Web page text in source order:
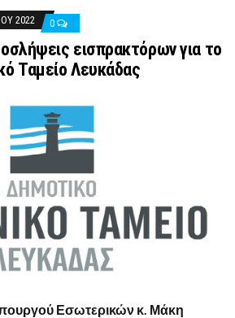
2022 0
εισπρακτόρων για το
Ταμείο Λευκάδας
Εσωτερικών κ. Μάκη